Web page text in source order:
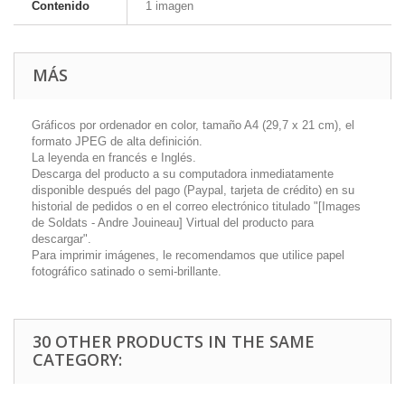
Contenido 1 imagen
MÁS
Gráficos por ordenador en color, tamaño A4 (29,7 x 21 cm), el
formato JPEG de alta definición.
La leyenda en francés e Inglés.
Descarga del producto a su computadora inmediatamente
disponible después del pago (Paypal, tarjeta de crédito) en su
historial de pedidos o en el correo electrónico titulado "[Images
de Soldats - Andre Jouineau] Virtual del producto para
descargar".
Para imprimir imágenes, le recomendamos que utilice papel
fotográfico satinado o semi-brillante.
30 OTHER PRODUCTS IN THE SAME
CATEGORY: